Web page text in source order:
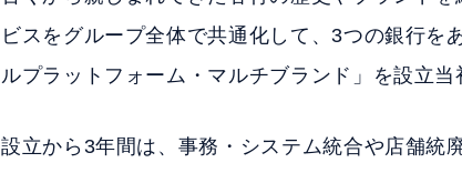
ビスをグループ全体で共通化して、3つの銀行
ルプラットフォーム・マルチブランド」を設立
設立から3年間は、事務・システム統合や店舗統